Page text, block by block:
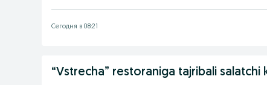
Сегодня в 08:21
“Vstrecha” restoraniga tajribali salatchi